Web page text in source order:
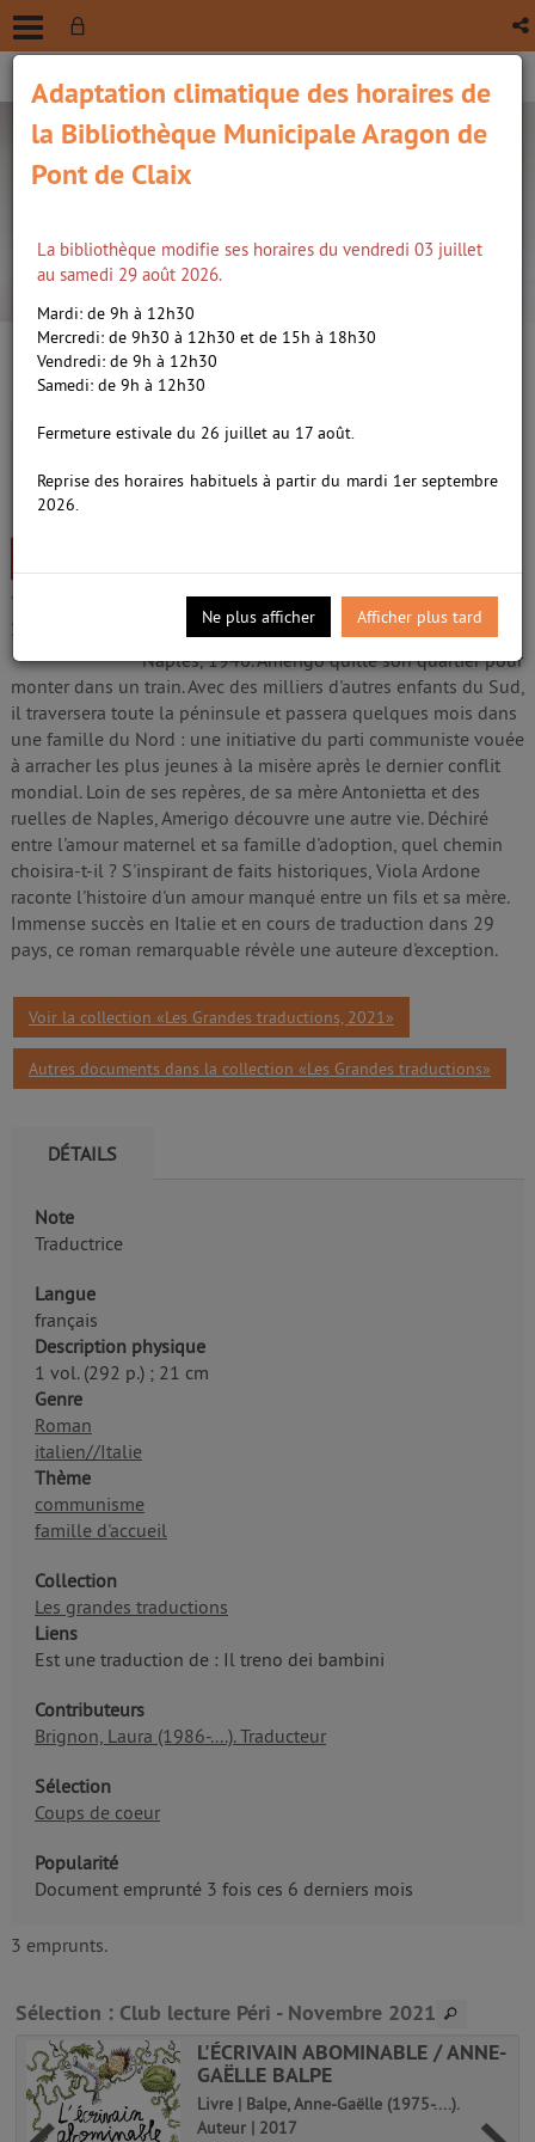
recherche avancée
4/5
3
Le train des enfants, roman /
Ardone, Viola (1974-....).
Ardone, Viola (1974-....). Auteur
Edité parAlbin Michel; Impr. CPI Bussière-
Naples, 1946. Amerigo quitte son quartier pour
monter dans un train. Avec des milliers d'autres enfants du Sud,
il traversera toute la péninsule et passera quelques mois dans
une famille du Nord : une initiative du parti communiste vouée
à arracher les plus jeunes à la misère après le dernier conflit
mondial. Loin de ses repères, de sa mère Antonietta et des
ruelles de Naples, Amerigo découvre une autre vie. Déchiré
entre l'amour maternel et sa famille d'adoption, quel chemin
choisira-t-il ? S'inspirant de faits historiques, Viola Ardone
raconte l'histoire d'un amour manqué entre un fils et sa mère.
Immense succès en Italie et en cours de traduction dans 29
pays, ce roman remarquable révèle une auteure d'exception.
Voir la collection «Les Grandes traductions, 2021»
Autres documents dans la collection «Les Grandes traductions»
DÉTAILS
Note
Traductrice
Langue
français
Description physique
1 vol. (292 p.) ; 21 cm
Genre
Roman
italien//Italie
Thème
communisme
famille d'accueil
Collection
Les grandes traductions
Liens
Est une traduction de : Il treno dei bambini
Contributeurs
Brignon, Laura (1986-....). Traducteur
Sélection
Coups de coeur
Popularité
Document emprunté 3 fois ces 6 derniers mois
3 emprunts.
Sélection : Club lecture Péri - Novembre 2021
L'ÉCRIVAIN ABOMINABLE / ANNE-
GAËLLE BALPE
Livre | Balpe, Anne-Gaëlle (1975-....).
Auteur | 2017
Adaptation climatique des horaires de
la Bibliothèque Municipale Aragon de
Pont de Claix
La bibliothèque modifie ses horaires du vendredi 03 juillet
au samedi 29 août 2026.
Mardi: de 9h à 12h30
Mercredi: de 9h30 à 12h30 et de 15h à 18h30
Vendredi: de 9h à 12h30
Samedi: de 9h à 12h30
Fermeture estivale du 26 juillet au 17 août.
Reprise des horaires habituels à partir du mardi 1er septembre
2026.
Ne plus afficher Afficher plus tard